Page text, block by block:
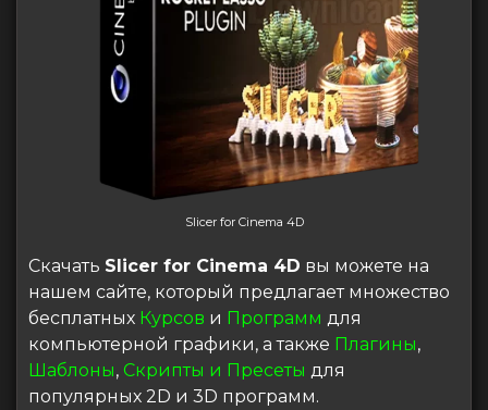
Slicer for Cinema 4D
Скачать Slicer for Cinema 4D вы можете на
нашем сайте, который предлагает множество
бесплатных Курсов и Программ для
компьютерной графики, а также Плагины,
Шаблоны, Скрипты и Пресеты для
популярных 2D и 3D программ.